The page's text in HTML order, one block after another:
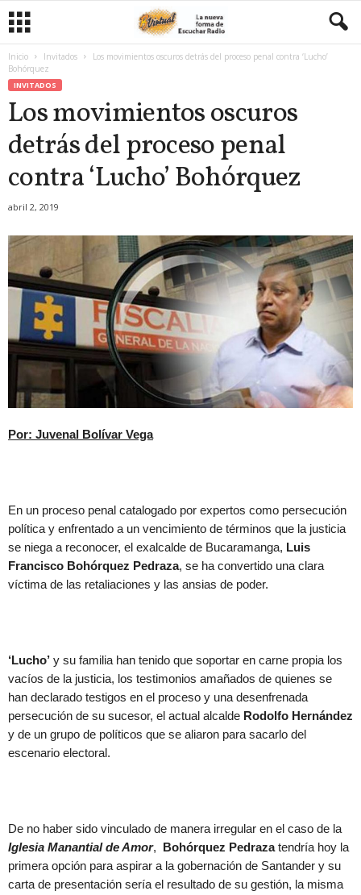
Inicio Invitados
Los movimientos oscuros detrás del proceso penal contra ‘Lucho’
Bohórquez
INVITADOS
Los movimientos oscuros
detrás del proceso penal
contra ‘Lucho’ Bohórquez
abril 2, 2019
Por: Juvenal Bolívar Vega
En un proceso penal catalogado por expertos como persecución
política y enfrentado a un vencimiento de términos que la justicia
se niega a reconocer, el exalcalde de Bucaramanga, Luis
Francisco Bohórquez Pedraza, se ha convertido una clara
víctima de las retaliaciones y las ansias de poder.
‘Lucho’ y su familia han tenido que soportar en carne propia los
vacíos de la justicia, los testimonios amañados de quienes se
han declarado testigos en el proceso y una desenfrenada
persecución de su sucesor, el actual alcalde Rodolfo Hernández
y de un grupo de políticos que se aliaron para sacarlo del
escenario electoral.
De no haber sido vinculado de manera irregular en el caso de la
Iglesia Manantial de Amor, Bohórquez Pedrazatendría hoy la
primera opción para aspirar a la gobernación de Santander y su
carta de presentación sería el resultado de su gestión, la misma